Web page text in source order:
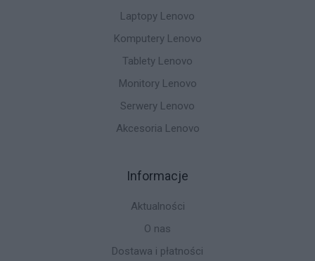
Laptopy Lenovo
Komputery Lenovo
Tablety Lenovo
Monitory Lenovo
Serwery Lenovo
Akcesoria Lenovo
Informacje
Aktualności
O nas
Dostawa i płatności